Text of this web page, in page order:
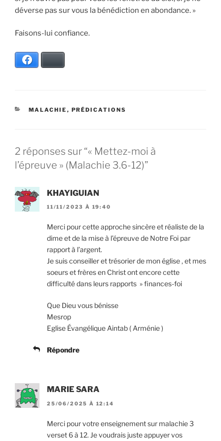
déverse pas sur vous la bénédiction en abondance. »
Faisons-lui confiance.
CATÉGORIES
MALACHIE , PRÉDICATIONS
2 réponses sur “« Mettez-moi à
l’épreuve » (Malachie 3.6-12)”
KHAYIGUIAN
11/11/2023 À 19:40
Merci pour cette approche sincère et réaliste de la
dime et de la mise à l’épreuve de Notre Foi par
rapport à l’argent.
Je suis conseiller et trésorier de mon église , et mes
soeurs et frères en Christ ont encore cette
difficulté dans leurs rapports » finances-foi
Que Dieu vous bénisse
Mesrop
Eglise Évangélique Aintab ( Arménie )
Répondre
MARIE SARA
25/06/2025 À 12:14
Merci pour votre enseignement sur malachie 3
verset 6 à 12. Je voudrais juste appuyer vos